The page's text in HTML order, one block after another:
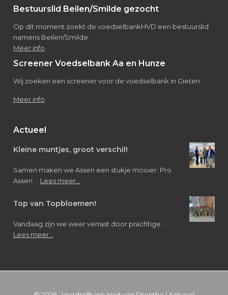
Bestuurslid Beilen/Smilde gezocht
Op dit moment zoekt de voedselbankHVD een bestuurslid
namens Beilen/Smilde.
Meer info
Screener Voedselbank Aa en Hunze
Wij zoeken een screener voor de voedselbank in Gieten.
Meer info
Actueel
Kleine muntjes, groot verschil!
Samen maken we Assen een stukje mooier. Pro
Assen … Lees meer...
muntjes,
verschil!
Top van Topbloemen!
Vandaag zijn we weer verrast door prachtige …
Lees meer...